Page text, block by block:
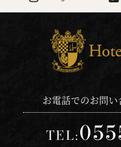
お電話でのお問
TEL: